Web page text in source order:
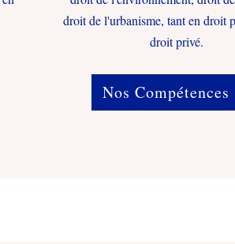
droit de l'urbanisme, tant en droit
droit privé.
Nos Compétences